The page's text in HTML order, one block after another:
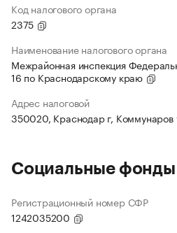
Код налогового органа
2375
Наименование налогового органа
Межрайонная инспекция
16 по Краснодарскому краю
Адрес налоговой
350020, Краснодар г, Коммунаров
Социальные фонды
Регистрационный номер СФР
1242035200